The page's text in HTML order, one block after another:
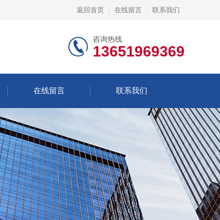
返回首页 在线留言 联系我们
咨询热线
13651969369
在线留言 联系我们